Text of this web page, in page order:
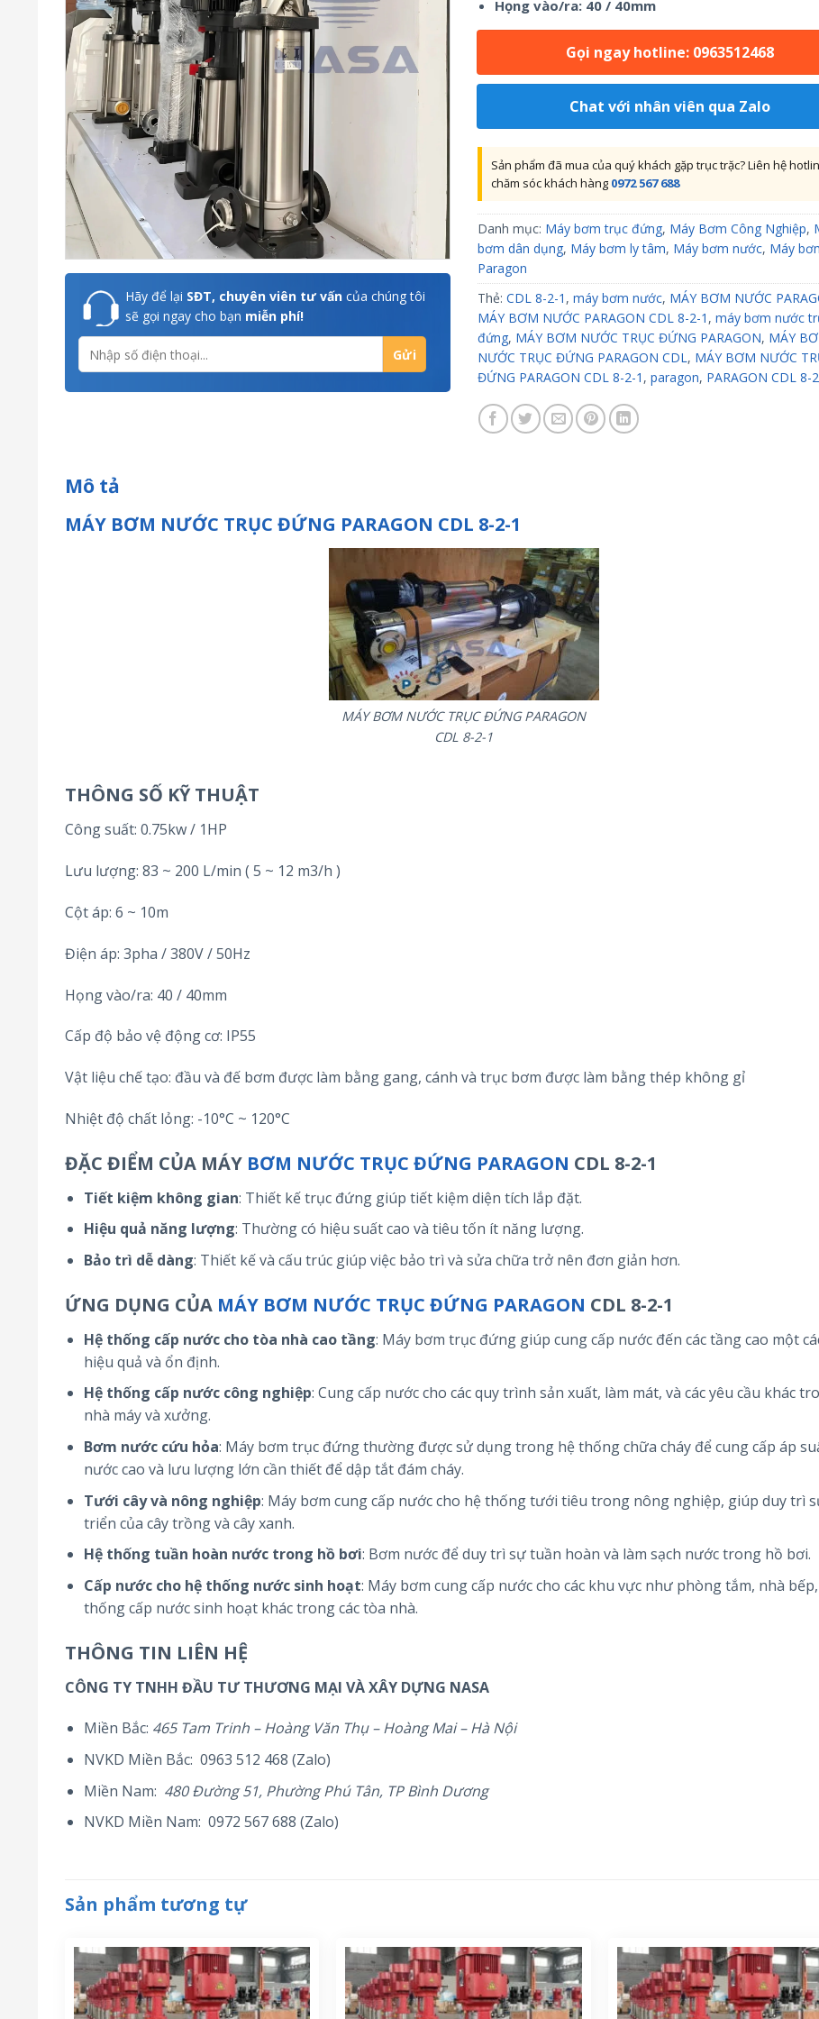
Hãy để lại SĐT, chuyên viên tư vấn của chúng tôi
sẽ gọi ngay cho bạn miễn phí!
Họng vào/ra: 40 / 40mm
Gọi ngay hotline: 0963512468
Chat với nhân viên qua Zalo
Sản phẩm đã mua của quý khách gặp trục trặc? Liên hệ
chăm sóc khách hàng 0972 567 688
Danh mục: Máy bơm trục đứng, Máy Bơm Công Nghiệp,
bơm dân dụng, Máy bơm ly tâm, Máy bơm nước, Máy
Paragon
Thẻ: CDL 8-2-1 , máy bơm nước, MÁY BƠM NƯỚC
MÁY BƠM NƯỚC PARAGON CDL 8-2-1 , máy bơm nước
đứng, MÁY BƠM NƯỚC TRỤC ĐỨNG PARAGON, MÁY
NƯỚC TRỤC ĐỨNG PARAGON CDL, MÁY BƠM NƯỚC
ĐỨNG PARAGON CDL 8-2-1 , paragon, PARAGON CDL 8-
Mô tả
MÁY BƠM NƯỚC TRỤC ĐỨNG PARAGON CDL 8-2-1
MÁY BƠM NƯỚC TRỤC ĐỨNG PARAGON
CDL 8-2-1
THÔNG SỐ KỸ THUẬT
Công suất: 0.75kw / 1HP
Lưu lượng: 83 ~ 200 L/min ( 5 ~ 12 m3/h )
Cột áp: 6 ~ 10m
Điện áp: 3pha / 380V / 50Hz
Họng vào/ra: 40 / 40mm
Cấp độ bảo vệ động cơ: IP55
Vật liệu chế tạo: đầu và đế bơm được làm bằng gang, cánh và trục bơm được làm bằng thép không gỉ
Nhiệt độ chất lỏng: -10°C ~ 120°C
ĐẶC ĐIỂM CỦA MÁY BƠM NƯỚC TRỤC ĐỨNG PARAGON CDL 8-2-1
Tiết kiệm không gian: Thiết kế trục đứng giúp tiết kiệm diện tích lắp đặt.
Hiệu quả năng lượng: Thường có hiệu suất cao và tiêu tốn ít năng lượng.
Bảo trì dễ dàng: Thiết kế và cấu trúc giúp việc bảo trì và sửa chữa trở nên đơn giản hơn.
ỨNG DỤNG CỦA MÁY BƠM NƯỚC TRỤC ĐỨNG PARAGON CDL 8-2-1
Hệ thống cấp nước cho tòa nhà cao tầng: Máy bơm trục đứng giúp cung cấp nước đến các tầng cao một
hiệu quả và ổn định.
Hệ thống cấp nước công nghiệp: Cung cấp nước cho các quy trình sản xuất, làm mát, và các yêu cầu khác
nhà máy và xưởng.
Bơm nước cứu hỏa: Máy bơm trục đứng thường được sử dụng trong hệ thống chữa cháy để cung cấp áp
nước cao và lưu lượng lớn cần thiết để dập tắt đám cháy.
Tưới cây và nông nghiệp: Máy bơm cung cấp nước cho hệ thống tưới tiêu trong nông nghiệp, giúp duy trì
triển của cây trồng và cây xanh.
Hệ thống tuần hoàn nước trong hồ bơi: Bơm nước để duy trì sự tuần hoàn và làm sạch nước trong hồ bơi.
Cấp nước cho hệ thống nước sinh hoạt: Máy bơm cung cấp nước cho các khu vực như phòng tắm, nhà
thống cấp nước sinh hoạt khác trong các tòa nhà.
THÔNG TIN LIÊN HỆ
CÔNG TY TNHH ĐẦU TƯ THƯƠNG MẠI VÀ XÂY DỰNG NASA
Miền Bắc: 465 Tam Trinh – Hoàng Văn Thụ – Hoàng Mai – Hà Nội
NVKD Miền Bắc: 0963 512 468 (Zalo)
Miền Nam: 480 Đường 51, Phường Phú Tân, TP Bình Dương
NVKD Miền Nam: 0972 567 688 (Zalo)
Sản phẩm tương tự